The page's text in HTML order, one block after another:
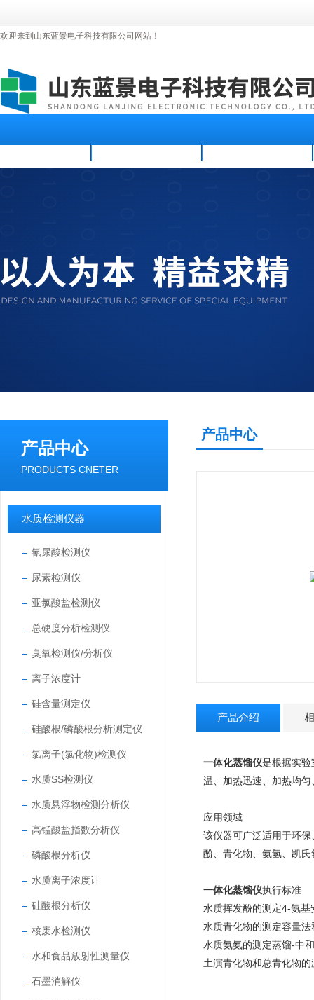
欢迎来到山东蓝景电子科技有限公司网站！
产品中心
PRODUCTS CNETER
水质检测仪器
氰尿酸检测仪
尿素检测仪
亚氯酸盐检测仪
总硬度分析检测仪
臭氧检测仪/分析仪
离子浓度计
硅含量测定仪
硅酸根/磷酸根分析测定仪
氯离子(氯化物)检测仪
水质SS检测仪
水质悬浮物检测分析仪
高锰酸盐指数分析仪
磷酸根分析仪
水质离子浓度计
硅酸根分析仪
核废水检测仪
水和食品放射性测量仪
石墨消解仪
产品中心
产品介绍
一体化蒸馏仪是根据实验
温、加热迅速、加热均
应用领域
该仪器可广泛适用于环
酚、青化物、氨氢、凯
一体化蒸馏仪执行标准
水质挥发酚的测定4-氨
水质青化物的测定容量
水质氨氨的测定蒸馏-中
土演青化物和总青化物